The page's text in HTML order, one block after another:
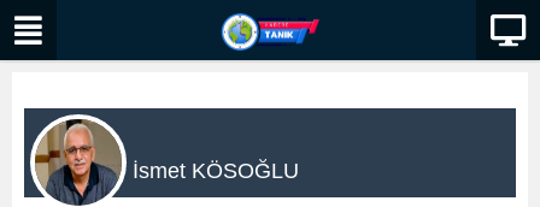
İsmet KÖSOĞLU